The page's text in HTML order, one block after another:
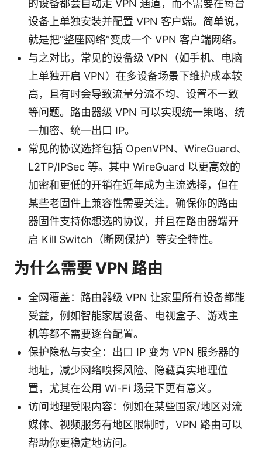
的设备都会自动走 VPN 通道，而不需要在每台
设备上单独安装并配置 VPN 客户端。简单说，
就是把“整座网络”变成一个 VPN 客户端网络。
与之对比，常见的设备级 VPN（如手机、电脑
上单独开启 VPN）在多设备场景下维护成本较
高，且有时会导致流量分流不均、设置不一致
等问题。路由器级 VPN 可以实现统一策略、统
一加密、统一出口 IP。
常见的协议选择包括 OpenVPN、WireGuard、
L2TP/IPSec 等。其中 WireGuard 以更高效的
加密和更低的开销在近年成为主流选择，但在
某些老固件上兼容性需要关注。确保你的路由
器固件支持你想选的协议，并且在路由器端开
启 Kill Switch（断网保护）等安全特性。
为什么需要 VPN 路由
全网覆盖：路由器级 VPN 让家里所有设备都能
受益，例如智能家居设备、电视盒子、游戏主
机等都不需要逐台配置。
保护隐私与安全：出口 IP 变为 VPN 服务器的
地址，减少网络嗅探风险、隐藏真实地理位
置，尤其在公用 Wi-Fi 场景下更有意义。
访问地理受限内容：例如在某些国家/地区对流
媒体、视频服务有地区限制时，VPN 路由可以
帮助你更稳定地访问。